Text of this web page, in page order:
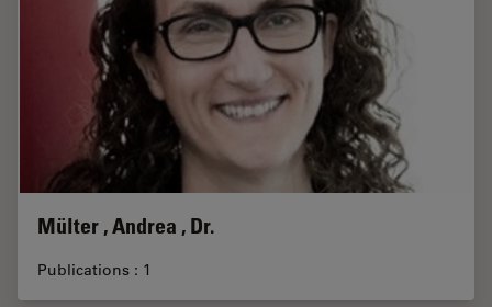
Mülter , Andrea , Dr.
Publications : 1